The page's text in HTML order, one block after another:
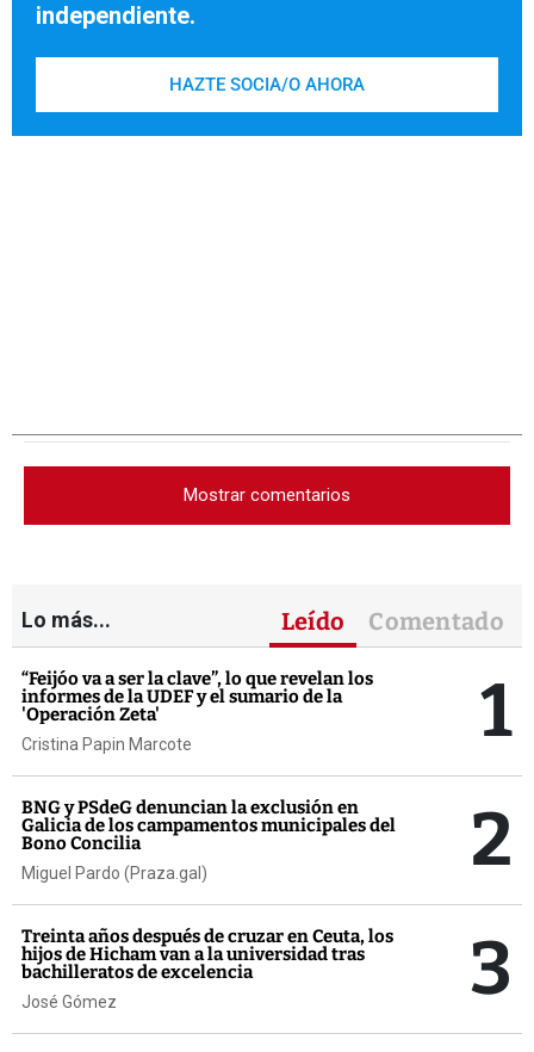
independiente.
HAZTE SOCIA/O AHORA
Mostrar comentarios
Lo más... Leído Comentado
“Feijóo va a ser la clave”, lo que revelan los
informes de la UDEF y el sumario de la
'Operación Zeta'
Cristina Papin Marcote 1
BNG y PSdeG denuncian la exclusión en
Galicia de los campamentos municipales del
Bono Concilia
Miguel Pardo (Praza.gal) 2
Treinta años después de cruzar en Ceuta, los
hijos de Hicham van a la universidad tras
bachilleratos de excelencia
José Gómez 3